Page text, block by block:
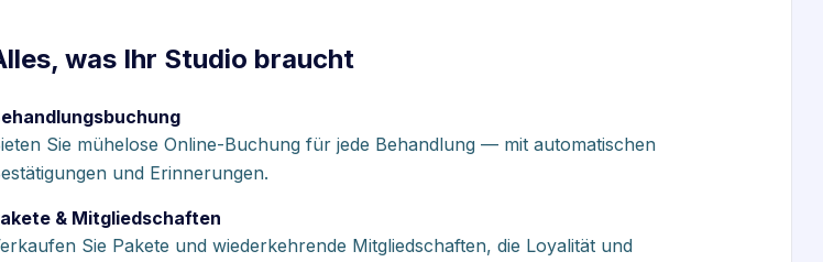
was Ihr Studio braucht
Sie mühelose Online-Buchung für jede Behandlung — mit automatischen
und Erinnerungen.
& Mitgliedschaften
Sie Pakete und wiederkehrende Mitgliedschaften, die Loyalität und